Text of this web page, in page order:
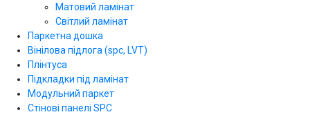
Матовий ламінат
Світлий ламінат
Паркетна дошка
Вінілова підлога (spc, LVT)
Плінтуса
Підкладки під ламінат
Модульний паркет
Стінові панелі SPС